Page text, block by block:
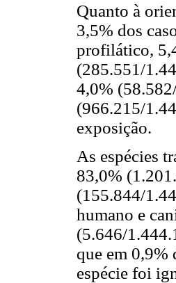
Quanto à
3,5% dos
profilático,
(285.551/
4,0%
(966.215/
exposição.
As espécies
83,0%
(155.844/
humano e
(5.646/
que em 0,9%
espécie foi